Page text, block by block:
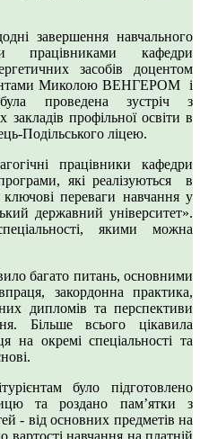
завершення навчального
працівниками кафедри
засобів доцентом
Миколою ВЕНГЕРОМ і
проведена зустріч з
профільної освіти в
Подільського ліцею.
працівники кафедри
які реалізуються в
ключові переваги навчання у
державний університет».
якими можна
багато питань, основними
закордонна практика,
дипломів та перспективи
Більше всього цікавила
на окремі спеціальності та
було підготовлено
та роздано пам’ятки з
- від основних предметів на